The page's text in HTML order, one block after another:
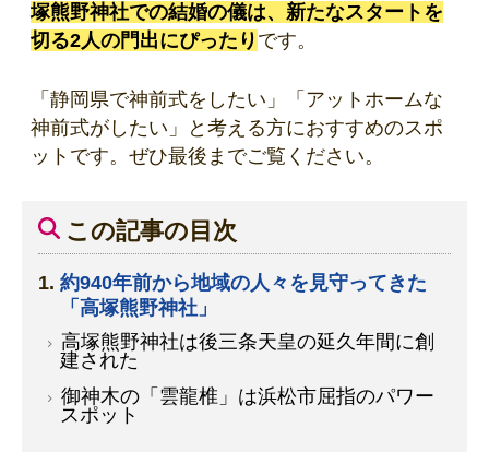
塚熊野神社での結婚の儀は、新たなスタートを
切る2人の門出にぴったり です。
「静岡県で神前式をしたい」「アットホームな
神前式がしたい」と考える方におすすめのスポ
ットです。ぜひ最後までご覧ください。
この記事の目次
約940年前から地域の人々を見守ってきた
「高塚熊野神社」
高塚熊野神社は後三条天皇の延久年間に創
建された
御神木の「雲龍椎」は浜松市屈指のパワー
スポット